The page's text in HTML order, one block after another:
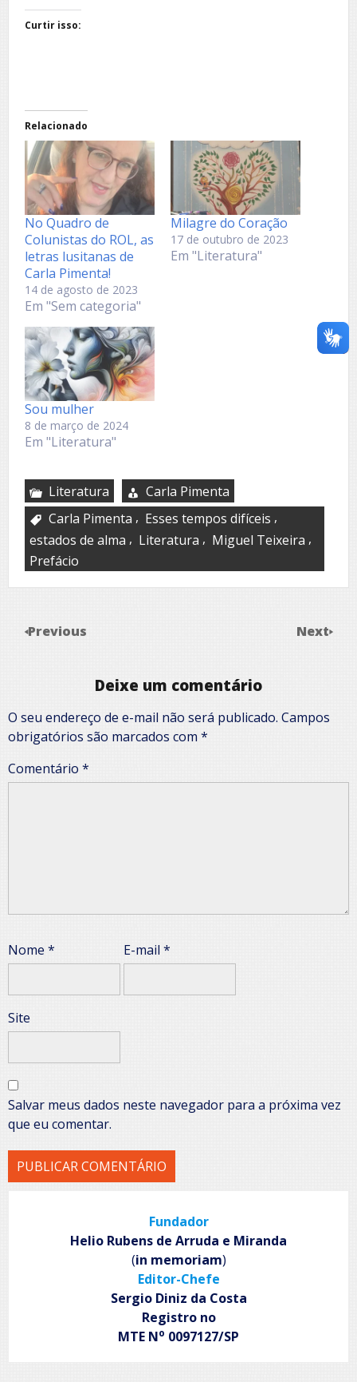
Curtir isso:
Relacionado
No Quadro de
Colunistas do ROL, as
letras lusitanas de
Carla Pimenta!
14 de agosto de 2023
Em "Sem categoria"
Milagre do Coração
17 de outubro de 2023
Em "Literatura"
Sou mulher
8 de março de 2024
Em "Literatura"
Literatura
Carla Pimenta
Carla Pimenta , Esses tempos difíceis ,
estados de alma , Literatura , Miguel Teixeira ,
Prefácio
Previous Next
Deixe um comentário
O seu endereço de e-mail não será publicado. Campos
obrigatórios são marcados com *
Comentário *
Nome * E-mail *
Site
Salvar meus dados neste navegador para a próxima vez
que eu comentar.
Fundador
Helio Rubens de Arruda e Miranda
(in memoriam)
Editor-Chefe
Sergio Diniz da Costa
Registro no
MTE No 0097127/SP